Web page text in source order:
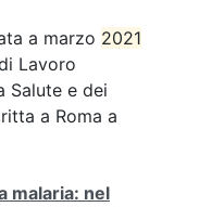
a marzo 2021
Lavoro
Salute e dei
a Roma a
malaria: nel